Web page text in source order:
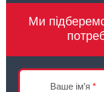
Ми
Ваше ім’я *